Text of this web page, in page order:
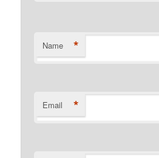
Name *
Email *